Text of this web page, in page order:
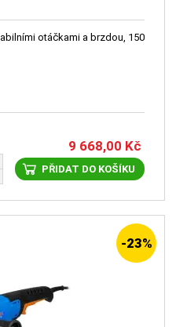
otáčkami a brzdou, 150
9 668,00 Kč
PŘIDAT DO KOŠÍKU
-23%